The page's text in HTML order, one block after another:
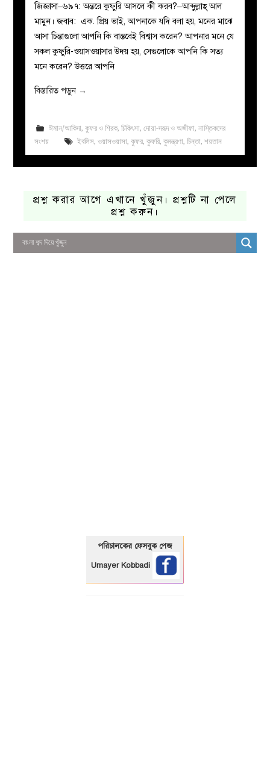
ইসলাহী
মজলিস
জিজ্ঞাসা–৬৯৭: অন্তরে কুফুরি আসলে কী করব?–আব্দুল্লাহ্ আল
মামুন। জবাব: এক. প্রিয় ভাই, আপনাকে যদি বলা হয়, মনের মাঝে
আসা চিন্তাগুলো আপনি কি বাস্তবেই বিশ্বাস করেন? আপনার মনে যে
সকল কুফুরি-ওয়াসওয়াসার উদয় হয়, সেগুলোকে আপনি কি সত্য
মনে করেন? উত্তরে আপনি
বিস্তারিত পড়ুন →
ঈমান/আকিদা, কুফর ও শিরক, চিকিৎসা, দোয়া-দরূদ ও অজীফা, নাস্তিকদের
সংশয়
ইবলিস, ওয়াসওয়াসা, কুফর, কুফরি, কুমন্ত্রণা, চিন্তা, শয়তান
প্রশ্ন করার আগে এখানে খুঁজুন। প্রশ্নটি না পেলে
প্রশ্ন করুন।
পরিচালকের ফেসবুক পেজ
Umayer Kobbadi